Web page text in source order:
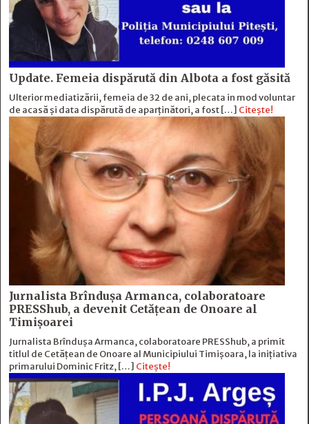
Update. Femeia dispărută din Albota a fost găsită
Ulterior mediatizării, femeia de 32 de ani, plecata in mod voluntar
de acasă și data dispărută de aparținători, a fost […] Citește!
Jurnalista Brîndușa Armanca, colaboratoare
PRESShub, a devenit Cetățean de Onoare al
Timișoarei
Jurnalista Brîndușa Armanca, colaboratoare PRESShub, a primit
titlul de Cetățean de Onoare al Municipiului Timișoara, la inițiativa
primarului Dominic Fritz, […] Citește!